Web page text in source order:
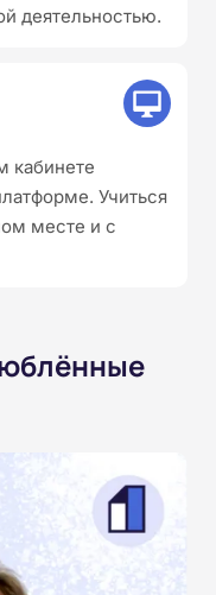
деятельностью.
кабинете
Учиться
месте и с